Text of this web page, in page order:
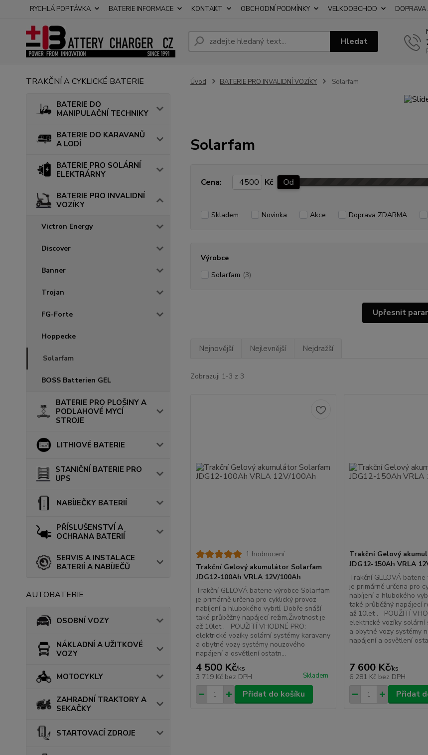
RYCHLÁ POPTÁVKA BATERIE INFORMACE KONTAKT OBCHODNÍ PODMÍNKY VELKOOBCHOD
Hledat
TRAKČNÍ A CYKLICKÉ BATERIE
BATERIE DO
MANIPULAČNÍ TECHNIKY
BATERIE DO KARAVANŮ
A LODÍ
BATERIE PRO SOLÁRNÍ
ELEKTRÁRNY
BATERIE PRO INVALIDNÍ
VOZÍKY
Victron Energy
Discover
Banner
Trojan
FG-Forte
Hoppecke
Solarfam
BOSS Batterien GEL
BATERIE PRO PLOŠINY A
PODLAHOVÉ MYCÍ
STROJE
LITHIOVÉ BATERIE
STANIČNÍ BATERIE PRO
UPS
NABÍJEČKY BATERIÍ
PŘÍSLUŠENSTVÍ A
OCHRANA BATERIÍ
SERVIS A INSTALACE
BATERIÍ A NABÍJEČŮ
AUTOBATERIE
OSOBNÍ VOZY
NÁKLADNÍ A UŽITKOVÉ
VOZY
MOTOCYKLY
ZAHRADNÍ TRAKTORY A
SEKAČKY
STARTOVACÍ ZDROJE
Úvod BATERIE PRO INVALIDNÍ VOZÍKY Solarfam
Solarfam
Upřesnit
Cena: Kč Od
Skladem Novinka Akce Doprava ZDARMA
Výrobce
Solarfam (3)
Nejnovější Nejlevnější Nejdražší
Zobrazuji 1-3 z 3
1 hodnocení
Trakční Gelový akumulátor Solarfam
JDG12-100Ah VRLA 12V/100Ah
Trakční GELOVÁ baterie výrobce Solarfam
je primárně určena pro cyklický provoz
nabíjení a hlubokého vybití. Dobře snáší
také průběžný napájecí režim.Životnost je
až 10let . POUŽITÍ VHODNÉ PRO:
elektrické vozíky solární systémy karavany
a obytné vozy systémy nouzového
napájení a osvětlení ostatn...
4 500 Kč/ks
3 719 Kč bez DPH Skladem
Přidat do košíku
Trakční Gelový
JDG12-150Ah VRLA
Trakční GELOVÁ
je primárně určena pro
nabíjení a hlubokého
také průběžný napájecí
až 10let . POUŽITÍ
elektrické vozíky solární
a obytné vozy systémy
napájení a osvětlení
7 600 Kč/ks
6 281 Kč bez DPH
Přidat